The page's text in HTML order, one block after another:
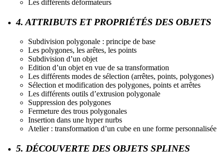
Les différents déformateurs
4. ATTRIBUTS ET PROPRIÉTÉS DES OBJETS
Subdivision polygonale : principe de base
Les polygones, les arêtes, les points
Subdivision d’un objet
Edition d’un objet en vue de sa transformation
Les différents modes de sélection (arrêtes, points, polygones)
Sélection et modification des polygones, points et arrêtes
Les différents outils d’extrusion polygonale
Suppression des polygones
Fermeture des trous polygonales
Insertion dans une hyper nurbs
Atelier : transformation d’un cube en une forme personnalisée
5. DÉCOUVERTE DES OBJETS SPLINES